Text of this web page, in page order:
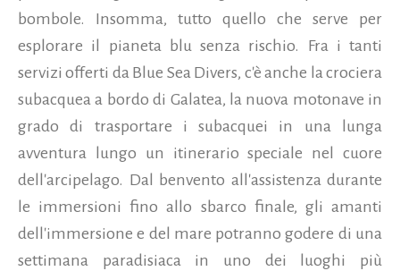
bombole. Insomma, tutto quello che serve per
esplorare il pianeta blu senza rischio. Fra i tanti
servizi offerti da Blue Sea Divers, c'è anche la crociera
subacquea a bordo di Galatea, la nuova motonave in
grado di trasportare i subacquei in una lunga
avventura lungo un itinerario speciale nel cuore
dell'arcipelago. Dal benvento all'assistenza durante
le immersioni fino allo sbarco finale, gli amanti
dell'immersione e del mare potranno godere di una
settimana paradisiaca in uno dei luoghi più